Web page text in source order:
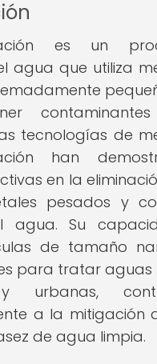
es un
agua que utiliza
tecnologías de
han
en la
pesados y
agua. Su
de tamaño
para tratar aguas
urbanas,
a la mitigación
de agua limpia.